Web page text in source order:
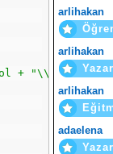
+ "\\" +
arlihakan
arlihakan
Yazar
arlihakan
adaelena
Yazar